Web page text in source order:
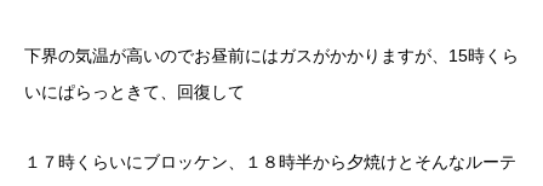
下界の気温が高いのでお昼前にはガスがかかりますが、15時くら
いにぱらっときて、回復して
１７時くらいにブロッケン、１８時半から夕焼けとそんなルーテ